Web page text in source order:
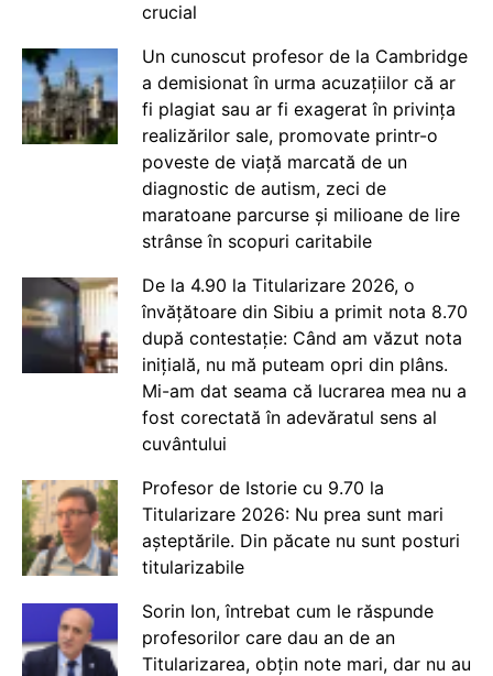
crucial
Un cunoscut profesor de la Cambridge
a demisionat în urma acuzațiilor că ar
fi plagiat sau ar fi exagerat în privința
realizărilor sale, promovate printr-o
poveste de viață marcată de un
diagnostic de autism, zeci de
maratoane parcurse și milioane de lire
strânse în scopuri caritabile
De la 4.90 la Titularizare 2026, o
învățătoare din Sibiu a primit nota 8.70
după contestație: Când am văzut nota
inițială, nu mă puteam opri din plâns.
Mi-am dat seama că lucrarea mea nu a
fost corectată în adevăratul sens al
cuvântului
Profesor de Istorie cu 9.70 la
Titularizare 2026: Nu prea sunt mari
așteptările. Din păcate nu sunt posturi
titularizabile
Sorin Ion, întrebat cum le răspunde
profesorilor care dau an de an
Titularizarea, obțin note mari, dar nu au